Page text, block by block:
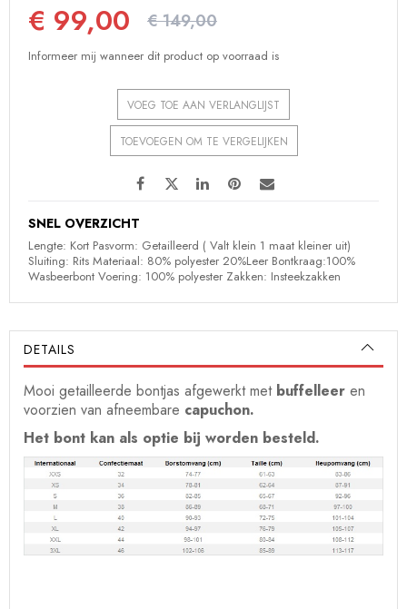
€ 99,00 € 149,00
Informeer mij wanneer dit product op voorraad is
VOEG TOE AAN VERLANGLIJST
TOEVOEGEN OM TE VERGELIJKEN
SNEL OVERZICHT
Lengte: Kort Pasvorm: Getailleerd ( Valt klein 1 maat kleiner uit)
Sluiting: Rits Materiaal: 80% polyester 20%Leer Bontkraag:100%
Wasbeerbont Voering: 100% polyester Zakken: Insteekzakken
DETAILS
Mooi getailleerde bontjas afgewerkt met buffelleer en
voorzien van afneembare capuchon.
Het bont kan als optie bij worden besteld.